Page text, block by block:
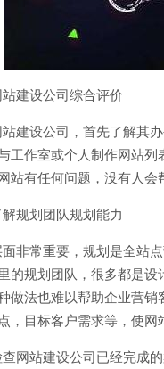
建设公司综合评价
站建设公司，首先了解其
工作室或个人制作网站
站有任何问题，没有人会
解规划团队规划能力
非常重要，规划是全站
的规划团队，很多都是
做法也难以帮助企业营
，目标客户需求等，使网
网站建设公司已经完成的